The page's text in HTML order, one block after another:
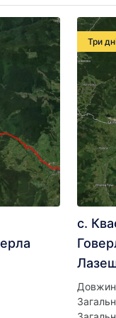
Три
с.